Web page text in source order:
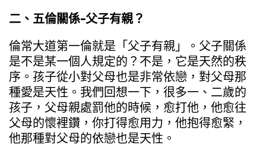
二、五倫關係-父子有親？
倫常大道第一倫就是「父子有親」。父子關係
是不是某一個人規定的？不是，它是天然的秩
序。孩子從小對父母也是非常依戀，對父母那
種愛是天性。我們回想一下，很多一、二歲的
孩子，父母親處罰他的時候，愈打他，他愈往
父母的懷裡鑽，你打得愈用力，他抱得愈緊，
他那種對父母的依戀也是天性。